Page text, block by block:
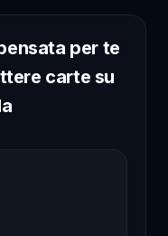
per te
carte su